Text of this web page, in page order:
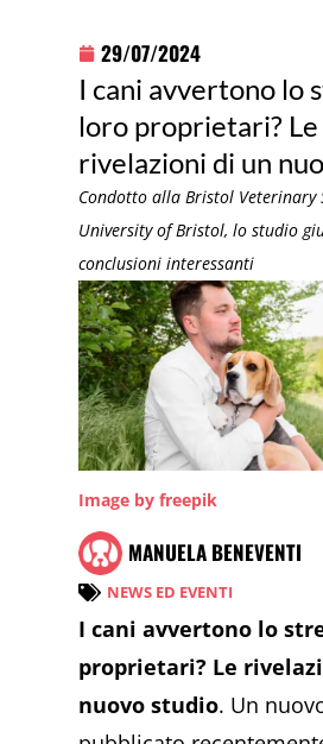
29/07/2024
I cani avvertono lo
loro proprietari? Le
rivelazioni di un
Condotto alla Bristol Veterinary
University of Bristol, lo studio
conclusioni interessanti
Image by freepik
MANUELA BENEVENTI
NEWS ED EVENTI
I cani avvertono lo
proprietari? Le
nuovo studio. Un